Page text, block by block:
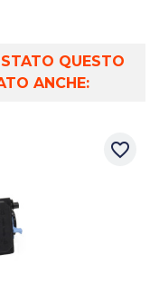
QUESTO
ANCHE:
favorite_border